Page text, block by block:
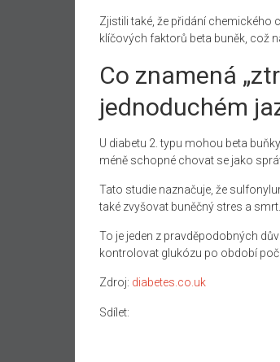
Zjistili také, že přidání
klíčových faktorů beta buněk, což
Co znamená
jednoduchém
U diabetu 2. typu mohou beta
méně schopné chovat se jako
Tato studie naznačuje, že
také zvyšovat buněčný stres a smrt.
To je jeden z pravděpodobných
kontrolovat glukózu po období
Zdroj: diabetes.co.uk
Sdílet: